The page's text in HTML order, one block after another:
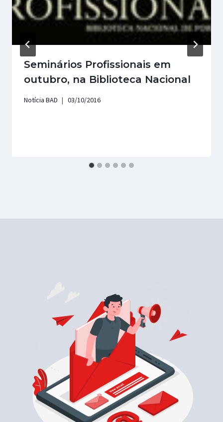
Seminários Profissionais em
outubro, na Biblioteca Nacional
Notícia BAD 03/10/2016